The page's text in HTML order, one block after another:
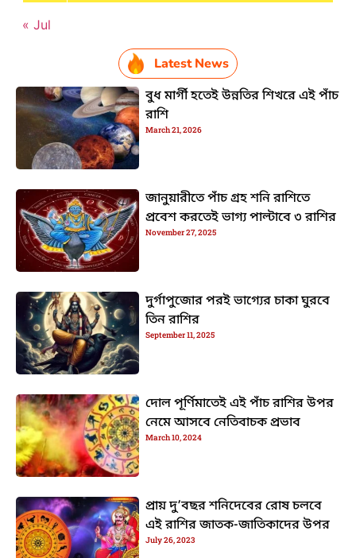
« Jul
Latest News
বুধ মার্গী হতেই উন্নতির শিখরে এই পাঁচ
রাশি
March 21, 2026
জানুয়ারীতে পাঁচ গ্রহ শনি রাশিতে
প্রবেশ করতেই ভাগ্য পাল্টাবে ৩ রাশির
November 27, 2025
দুর্গাপুজোর পরই ভাগ্যের চাকা ঘুরবে
তিন রাশির
September 11, 2025
দোল পূর্ণিমাতেই এই পাঁচ রাশির উপর
নেমে আসবে নেতিবাচক প্রভাব
March 10, 2024
প্রায় দু’বছর শনিদেবের রোষ চলবে
এই রাশির জাতক-জাতিকাদের উপর
July 26, 2023